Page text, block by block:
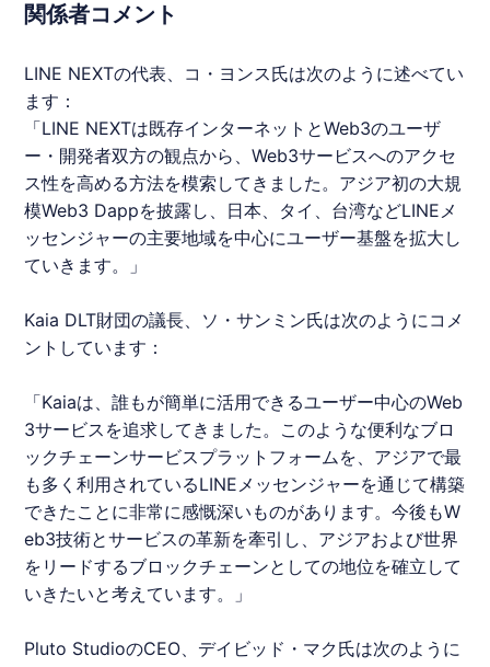
関係者コメント
LINE NEXTの代表、コ・ヨンス氏は次のように述べてい
ます：
「LINE NEXTは既存インターネットとWeb3のユーザ
ー・開発者双方の観点から、Web3サービスへのアクセ
ス性を高める方法を模索してきました。アジア初の大規
模Web3 Dappを披露し、日本、タイ、台湾などLINEメ
ッセンジャーの主要地域を中心にユーザー基盤を拡大し
ていきます。」
Kaia DLT財団の議長、ソ・サンミン氏は次のようにコメ
ントしています：
「Kaiaは、誰もが簡単に活用できるユーザー中心のWeb
3サービスを追求してきました。このような便利なブロ
ックチェーンサービスプラットフォームを、アジアで最
も多く利用されているLINEメッセンジャーを通じて構築
できたことに非常に感慨深いものがあります。今後もW
eb3技術とサービスの革新を牽引し、アジアおよび世界
をリードするブロックチェーンとしての地位を確立して
いきたいと考えています。」
Pluto StudioのCEO、デイビッド・マク氏は次のように